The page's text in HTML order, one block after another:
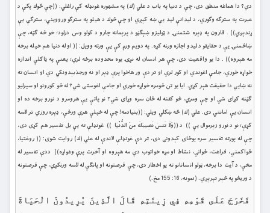
دي؟ دا هماغه منطق دى، چې د دنيا په باب د علي (ك) په مشهوره غونډله كې راغلي: ((چې څوك پكې د
عبرت په سترګه وګوري، د ليدانې ليد يې ښه كېږي او چې څوك د هيلو په سترګو وروويني، سترګې يې
ړندېږي)) . قارون په ډېره شتمنۍ د ټوليزو ښېګڼو د پرېمانه چارو د كولو وس درلود؛ خو څه ګټه، چې
ښاڅمنۍ يې د حقايقو د ليدو اجازه ورنه كړه. په دويم ورم كې يې ورته وويل: (( او له دنيا هم خپله برخه
مه هېروه)) . دا يو واقعيت دى، چې هر انسان له نړۍ يوه محدوده برخه لري؛ يعنې په ټاكلې اندازه
خواړه خوري، جامې اغوندي او كور لري او تر دې ور هاخوا پرې ډېر او نه ورجذبېدونكي دي او انسان ته
نه ښايي دا حقيقت هېر كړي. ايا يو تن څومره خواړه خوري او جامې اغوستى شي؟ له څو كورونو او سپرليو
ګټنه كړاى شي او چې ومري، څو كفنه له ځان سره وړاى شي؟ نو پاتې يې هرومرو د نورو برخه ده او
انسان يې امانتي دى. علي (ك) څه ښکلي ويلي: ((بنيادمه! چې له خپلې هرې ورځې، ډېره روزي تر لاسه
كړې؛ نو د نورو زېرموال يې )) د ((وَلَا تَنسَ نَصِيبَكَ مِنَ الدُّنْيَا )) غونډلې ته يې بل تفسير هم كړى دى،
چې له پورته تفسير سره يوځاى كېدونى دى، تر دې غونډلې لاندې له علي (ك) روايت شوى: (( روغتيا،
ځواكمني، فراغت، ځواني، نشاط او مړه خواتوب دې مه هېروه او آخرت پرې وغواړه)) ددې تفسير له
مخې، د آيت دا برخه، ټولو انسانانو ته يو اخطار دى، چې فرصتونه او پانګې له لاسه ورنكړي، چې فرصتونه
د وريځو په څېر تېرېږي. (نمونه، 16: 155 مخ.)
فَخَرَجَ عَلَى قَوْمِهِ فِي زِينَتِهِ قَالَ الَّذِينَ يُرِيدُونَ الْحَيَاةَ